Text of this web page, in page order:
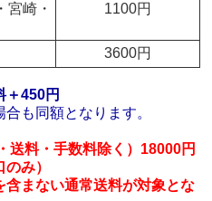
宮崎・
1100円
3600円
＋450円
も同額となります。
料・手数料除く）18000円
のみ）
含まない通常送料が対象とな